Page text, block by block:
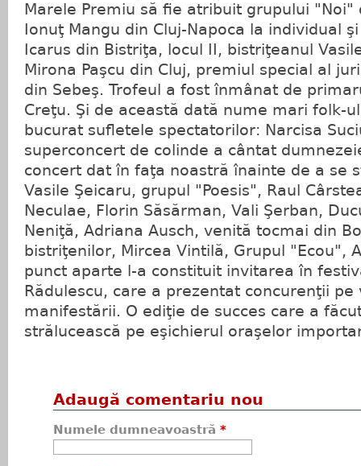
Marele Premiu să fie atribuit grupului "Noi"
Ionuţ Mangu din Cluj-Napoca la individual
Icarus din Bistriţa, locul II, bistriţeanul
Mirona Paşcu din Cluj, premiul special al
din Sebeş. Trofeul a fost înmânat de
Creţu. Şi de această dată nume mari folk-
bucurat sufletele spectatorilor: Narcisa
superconcert de colinde a cântat
concert dat în faţa noastră înainte de a se
Vasile Şeicaru, grupul "Poesis", Raul
Neculae, Florin Săsărman, Vali Şerban,
Neniţă, Adriana Ausch, venită tocmai din
bistriţenilor, Mircea Vintilă, Grupul "Ecou",
punct aparte l-a constituit invitarea în
Rădulescu, care a prezentat concurenţii
manifestării. O ediţie de succes care a
strălucească pe eşichierul oraşelor
Adaugă comentariu nou
Numele dumneavoastră *